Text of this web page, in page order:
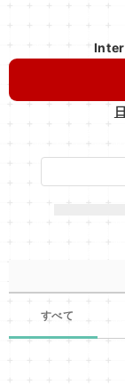
すべて